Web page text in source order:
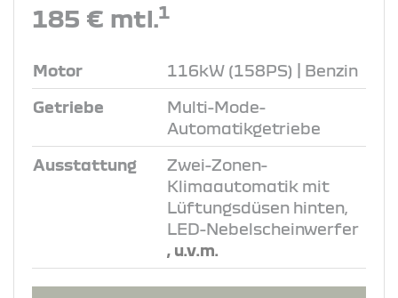
185 € mtl.1
Motor 116kW (158PS) | Benzin
Getriebe
Multi-Mode-
Automatikgetriebe
Ausstattung
Zwei-Zonen-
Klimaautomatik mit
Lüftungsdüsen hinten,
LED-Nebelscheinwerfer
, u.v.m.